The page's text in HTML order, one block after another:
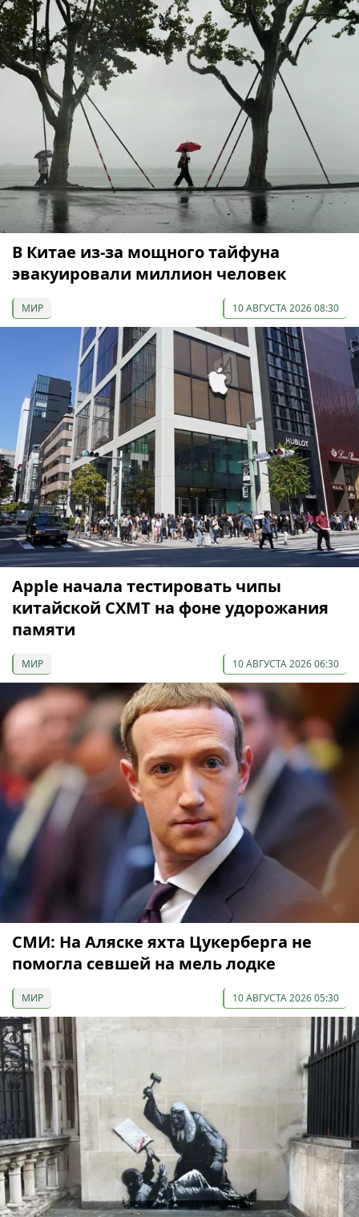
В Китае из-за мощного тайфуна
эвакуировали миллион человек
МИР 10 АВГУСТА 2026 08:30
Apple начала тестировать чипы
китайской CXMT на фоне удорожания
памяти
МИР 10 АВГУСТА 2026 06:30
СМИ: На Аляске яхта Цукерберга не
помогла севшей на мель лодке
МИР 10 АВГУСТА 2026 05:30